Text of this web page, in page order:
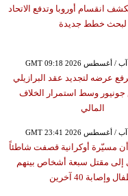
انقسام أوروبا وتدفع الاتحاد
لبحث خطط جديدة
عرضه لتجديد عقد البرازيلي
وسط استمرار الخلاف
المالي
مسيّرة أوكرانية قصفت شاطئاً
إلى مقتل سبعة أشخاص بينهم
وإصابة 40 آخرين